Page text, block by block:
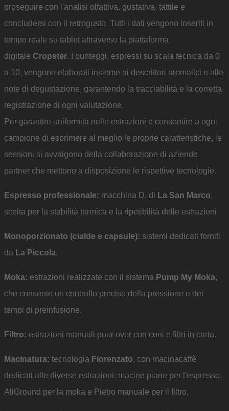
proseguire con l'analisi olfattiva, gustativa, tattile e
concludersi con il retrogusto. Tutti i dati vengono inseriti in
tempo reale su tablet attraverso la piattaforma
digitale Cropster. I punteggi, espressi su scala tecnica da 0
a 10, vengono elaborati insieme ai descrittori aromatici e alle
note di degustazione, garantendo la tracciabilità e la corretta
registrazione di ogni valutazione.
Per garantire uniformità nelle estrazioni e consentire a ogni
campione di esprimere al meglio le proprie caratteristiche, le
sessioni si avvalgono della collaborazione di aziende
partner che mettono a disposizione le rispettive tecnologie.
Espresso professionale: macchina D. di La San Marco,
scelta per la stabilità termica e la ripetibilità delle estrazioni.
Monoporzionato (cialde e capsule): sistemi dedicati forniti
da La Piccola.
Moka: estrazioni realizzate con il sistema Pump My Moka,
che consente un controllo preciso della pressione e dei
tempi di preinfusione.
Filtro: estrazioni manuali pour over con coni e filtri in carta.
Macinatura: tecnologia Fiorenzato, con macinacaffè
dedicati alle diverse estrazioni: macine piane per l'espresso,
AllGround per la moka e Pietro manuale per il filtro.